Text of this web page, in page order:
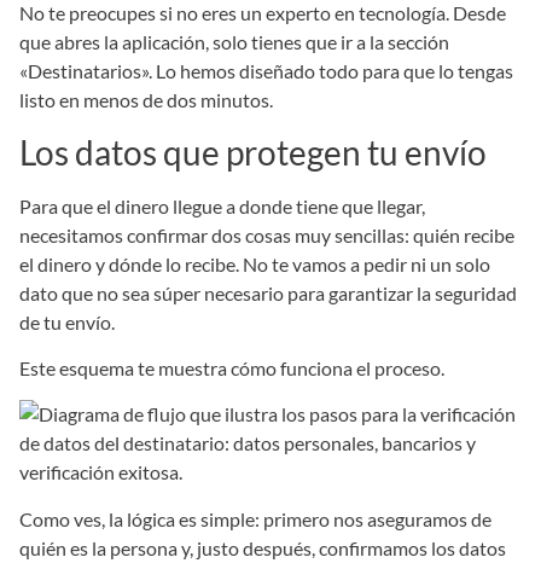
No te preocupes si no eres un experto en tecnología. Desde
que abres la aplicación, solo tienes que ir a la sección
«Destinatarios». Lo hemos diseñado todo para que lo tengas
listo en menos de dos minutos.
Los datos que protegen tu envío
Para que el dinero llegue a donde tiene que llegar,
necesitamos confirmar dos cosas muy sencillas: quién recibe
el dinero y dónde lo recibe. No te vamos a pedir ni un solo
dato que no sea súper necesario para garantizar la seguridad
de tu envío.
Este esquema te muestra cómo funciona el proceso.
Como ves, la lógica es simple: primero nos aseguramos de
quién es la persona y, justo después, confirmamos los datos